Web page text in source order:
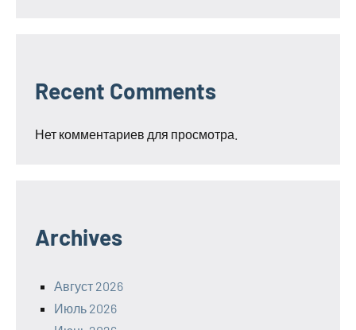
Recent Comments
Нет комментариев для просмотра.
Archives
Август 2026
Июль 2026